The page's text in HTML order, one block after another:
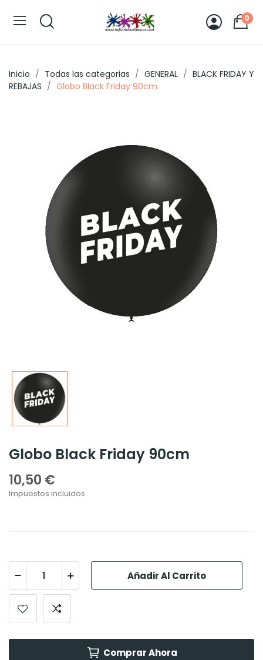
0
Inicio Todas las categorias GENERAL
BLACK FRIDAY Y
REBAJAS
Globo Black Friday 90cm
Globo Black Friday 90cm
10,50 €
Impuestos incluidos
Añadir Al Carrito
Comprar Ahora